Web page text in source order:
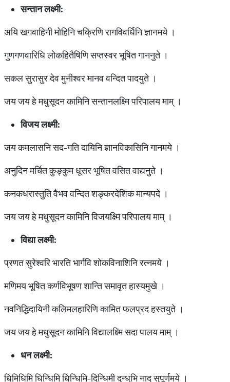
सन्तान लक्ष्मी:
अयि खगवाहिनी मोहिनि चक्रिणि रागविवर्धिनि ज्ञानमये ।
गुणगणवारिधि लोकहितैषिणि सप्तस्वर भूषित गाननुते ।
सकल सुरासुर देव मुनीश्वर मानव वन्दित पादयुते ।
जय जय हे मधुसूदन कामिनि सन्तानलक्ष्मि परिपालय माम् ।
विजय लक्ष्मी:
जय कमलासनि सद-गति दायिनि ज्ञानविकासिनि गानमये ।
अनुदिन मर्चित कुङ्कुम धूसर भूषित वसित वाद्यनुते ।
कनकधरास्तुति वैभव वन्दित शङ्करदेशिक मान्यपदे ।
जय जय हे मधुसूदन कामिनि विजयक्ष्मि परिपालय माम् ।
विद्या लक्ष्मी:
प्रणत सुरेश्वरि भारति भार्गवि शोकविनाशिनि रत्नमये ।
मणिमय भूषित कर्णविभूषण शान्ति समावृत हास्यमुखे ।
नवनिद्धिदायिनी कलिमलहारिणि कामित फलप्रद हस्तयुते ।
जय जय हे मधुसूदन कामिनि विद्यालक्ष्मि सदा पालय माम् ।
धन लक्ष्मी:
धिमिधिमि धिन्धिमि धिन्धिमि-दिन्धिमी दुन्धुभि नाद सुपूर्णमये ।